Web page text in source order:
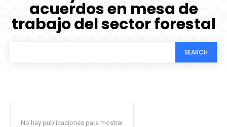
acuerdos en mesa de
trabajo del sector forestal
SEARCH
No hay publicaciones para mostrar